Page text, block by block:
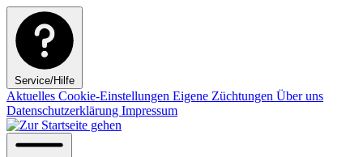
Service/Hilfe
Aktuelles Cookie-Einstellungen Eigene Züchtungen Über uns
Datenschutzerklärung Impressum